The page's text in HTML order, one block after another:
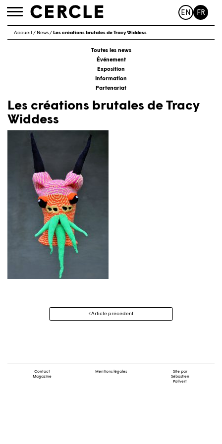
Toggle
EN FR
Accueil / News/ Les créations brutales de Tracy Widdess
Toutes les news
Événement
Exposition
Information
Partenariat
Les créations brutales de Tracy
Widdess
Navigation
Article précédent
Contact
Magazine
Mentions légales
Site par
Sébastien
Poilvert